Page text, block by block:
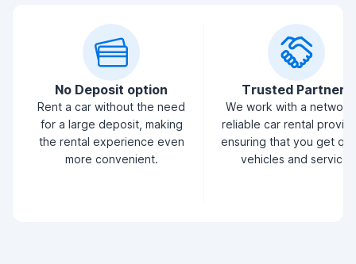
No Deposit option
Rent a car without the need
for a large deposit, making
the rental experience even
more convenient.
Trusted Partners
We work with a
reliable car rental
ensuring that you get
vehicles and service.